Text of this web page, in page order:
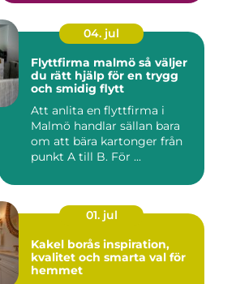
04. jul
Flyttfirma malmö så väljer
du rätt hjälp för en trygg
och smidig flytt
Att anlita en flyttfirma i
Malmö handlar sällan bara
om att bära kartonger från
punkt A till B. För ...
01. jul
Kakel borås inspiration,
kvalitet och smarta val för
hemmet